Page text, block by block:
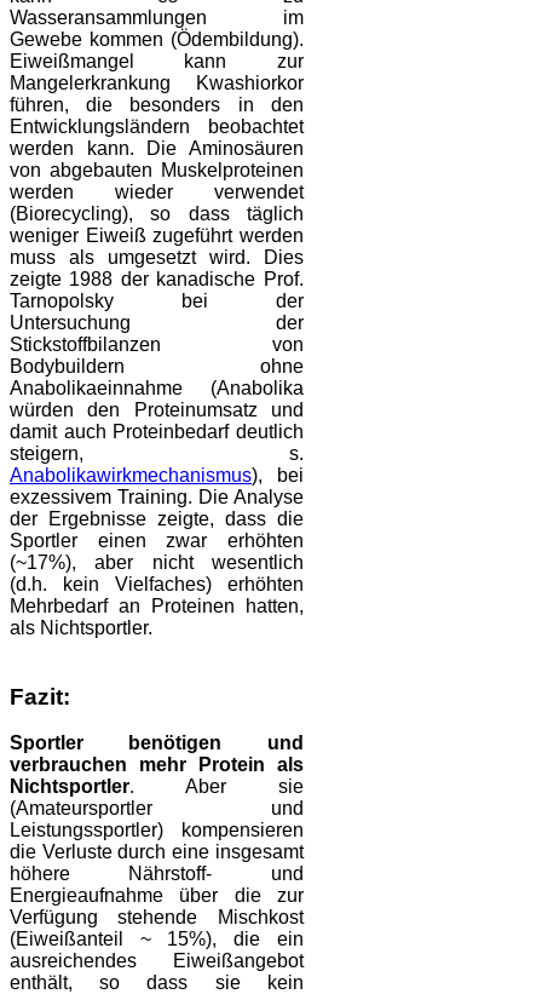
Wasseransammlungen im
Gewebe kommen (Ödembildung).
Eiweißmangel kann zur
Mangelerkrankung Kwashiorkor
führen, die besonders in den
Entwicklungsländern beobachtet
werden kann. Die Aminosäuren
von abgebauten Muskelproteinen
werden wieder verwendet
(Biorecycling), so dass täglich
weniger Eiweiß zugeführt werden
muss als umgesetzt wird. Dies
zeigte 1988 der kanadische Prof.
Tarnopolsky bei der
Untersuchung der
Stickstoffbilanzen von
Bodybuildern ohne
Anabolikaeinnahme (Anabolika
würden den Proteinumsatz und
damit auch Proteinbedarf deutlich
steigern, s.
Anabolikawirkmechanismus), bei
exzessivem Training. Die Analyse
der Ergebnisse zeigte, dass die
Sportler einen zwar erhöhten
(~17%), aber nicht wesentlich
(d.h. kein Vielfaches) erhöhten
Mehrbedarf an Proteinen hatten,
als Nichtsportler.
Fazit:
Sportler benötigen und
verbrauchen mehr Protein als
Nichtsportler. Aber sie
(Amateursportler und
Leistungssportler) kompensieren
die Verluste durch eine insgesamt
höhere Nährstoff- und
Energieaufnahme über die zur
Verfügung stehende Mischkost
(Eiweißanteil ~ 15%), die ein
ausreichendes Eiweißangebot
enthält, so dass sie kein